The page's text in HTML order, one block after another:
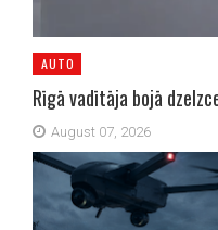
AUTO
Rīgā vadītāja bojā
August 07, 2026